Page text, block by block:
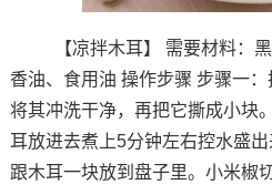
【凉拌木耳】
需要材料：
香油、食用油 操作步骤 步骤一
将其冲洗干净，再把它撕成小块
耳放进去煮上5分钟左右控水盛出
跟木耳一块放到盘子里。小米椒